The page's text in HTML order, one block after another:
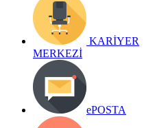
KARİYER
MERKEZİ
ePOSTA